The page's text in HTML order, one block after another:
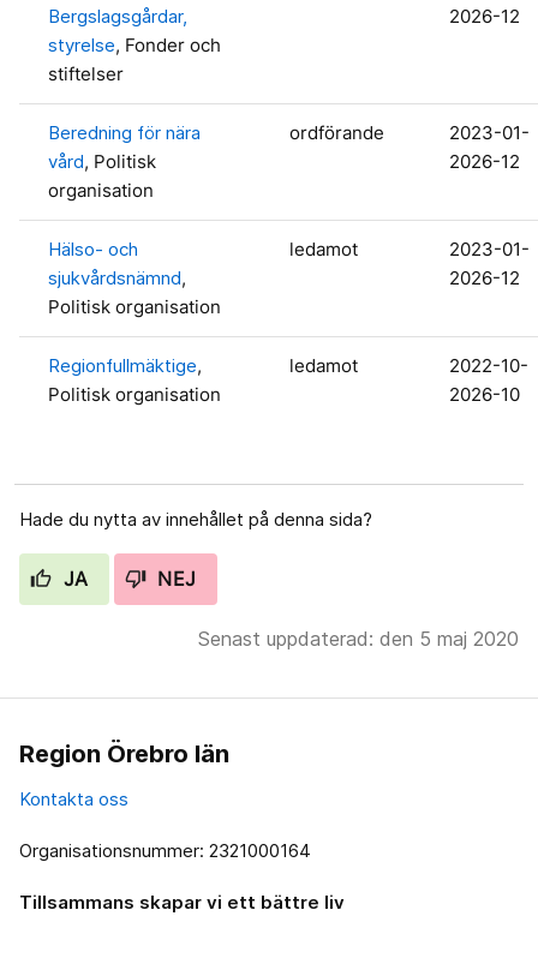
Bergslagsgårdar,
styrelse, Fonder och
stiftelser
2026-12
Beredning för nära
vård, Politisk
organisation
ordförande
2023-01-
2026-12
Hälso- och
sjukvårdsnämnd,
Politisk organisation
ledamot
2023-01-
2026-12
Regionfullmäktige,
Politisk organisation
ledamot
2022-10-
2026-10
Hade du nytta av innehållet på denna sida?
JA NEJ
Senast uppdaterad: den 5 maj 2020
Region Örebro län
Kontakta oss
Organisationsnummer: 2321000164
Tillsammans skapar vi ett bättre liv